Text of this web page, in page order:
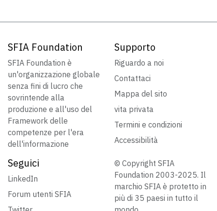
SFIA Foundation
SFIA Foundation è
un'organizzazione globale
senza fini di lucro che
sovrintende alla
produzione e all'uso del
Framework delle
competenze per l'era
dell'informazione
Supporto
Riguardo a noi
Contattaci
Mappa del sito
vita privata
Termini e condizioni
Accessibilità
Seguici
LinkedIn
Forum utenti SFIA
© Copyright SFIA
Foundation 2003-2025. Il
marchio SFIA è protetto in
più di 35 paesi in tutto il